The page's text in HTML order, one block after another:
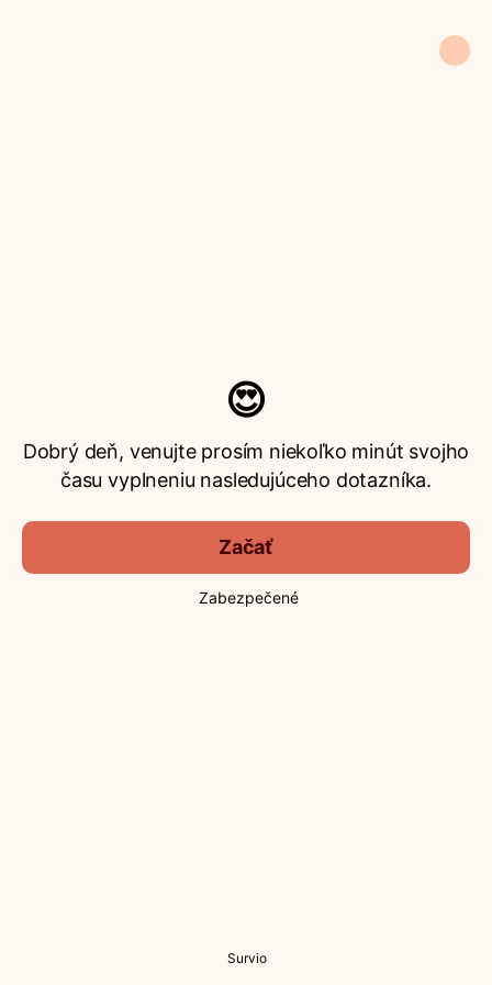
😍
Dobrý deň, venujte prosím niekoľko minút svojho
času vyplneniu nasledujúceho dotazníka.
Začať
Zabezpečené
Survio